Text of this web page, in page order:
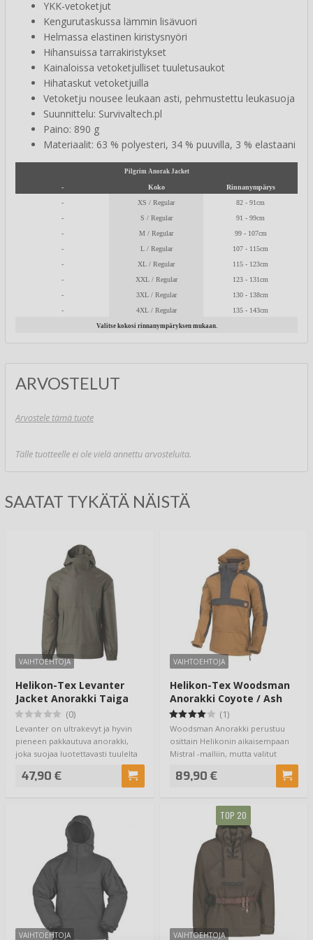
YKK-vetoketjut
Kengurutaskussa lämmin lisävuori
Helmassa elastinen kiristysnyöri
Hihansuissa tarrakiristykset
Kainaloissa vetoketjulliset tuuletusaukot
Hihataskut vetoketjuilla
Vetoketju nousee leukaan asti, pehmustettu leukasuoja
Suunnittelu: Survivaltech.pl
Paino: 890 g
Materiaalit: 63 % polyesteri, 34 % puuvilla, 3 % elastaani
Pilgrim Anorak Jacket
- Koko
Rinnanympärys
-
XS / Regular
82 - 91cm
-
S / Regular
91 - 99cm
-
M / Regular
99 - 107cm
-
L / Regular
107 - 115cm
-
XL / Regular
115 - 123cm
-
XXL / Regular
123 - 131cm
-
3XL / Regular
130 - 138cm
-
4XL / Regular 135 - 143cm
Valitse kokosi rinnanympäryksen mukaan.
ARVOSTELUT
Arvostele tämä tuote
Tälle tuotteelle ei ole vielä annettu arvosteluita.
SAATAT TYKÄTÄ NÄISTÄ
VAIHTOEHTOJA
Helikon-Tex Levanter
Jacket Anorakki Taiga
Green
(0)
Levanter on ultrakevyt ja hyvin
pieneen pakkautuva anorakki,
joka suojaa luotettavasti tuulelta
47,90 €
VAIHTOEHTOJA
Helikon-Tex Woodsman
Anorakki Coyote / Ash
Grey
(1)
Woodsman Anorakki perustuu
osittain Helikonin aikaisempaan
Mistral -malliin, mutta valitut
89,90 €
VAIHTOEHTOJA
TOP 20
VAIHTOEHTOJA